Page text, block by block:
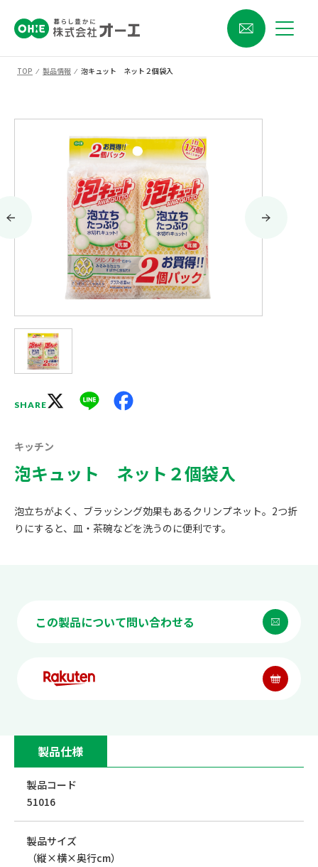
TOP ⁄ 製品情報 ⁄ 泡キュット ネット２個袋入
SHARE Line
キッチン
泡キュット ネット２個袋入
泡立ちがよく、ブラッシング効果もあるクリンプネット。2つ折
りにすると、皿・茶碗などを洗うのに便利です。
製品仕様
製品コード
51016
製品サイズ
（縦×横×奥行cm）
この製品について問い合わせる